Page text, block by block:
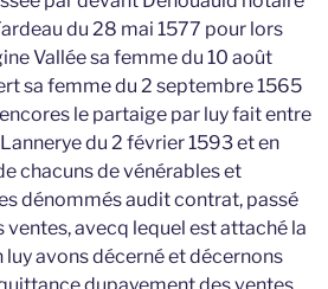
du 28 mai 1577 pour lors
Vallée sa femme du 10 août
sa femme du 2 septembre 1565
le partaige par luy fait entre
du 2 février 1593 et en
chacuns de vénérables et
dénommés audit contrat, passé
avecq lequel est attaché la
avons décerné et décernons